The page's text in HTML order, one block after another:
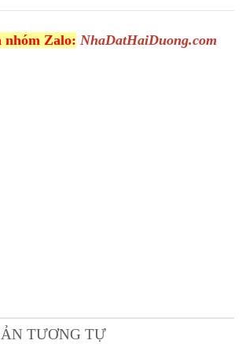
Zalo: NhaDatHaiDuong.com
TƯƠNG TỰ